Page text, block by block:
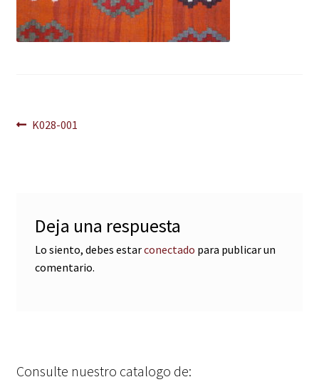
Navegación
Anterior:
K028-001
Deja una respuesta
Lo siento, debes estarconectado para publicar un
comentario.
Consulte nuestro catalogo de: